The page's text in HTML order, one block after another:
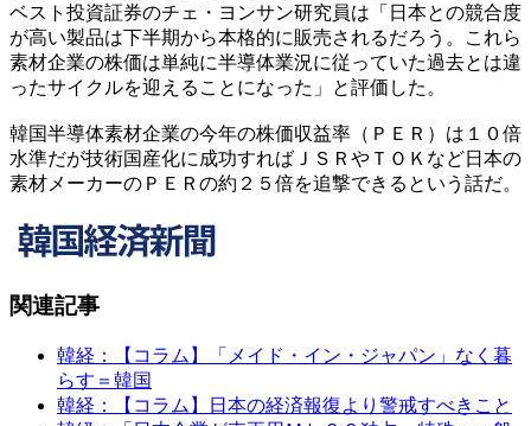
ベスト投資証券のチェ・ヨンサン研究員は「日本との競合度
が高い製品は下半期から本格的に販売されるだろう。これら
素材企業の株価は単純に半導体業況に従っていた過去とは違
ったサイクルを迎えることになった」と評価した。
韓国半導体素材企業の今年の株価収益率（ＰＥＲ）は１０倍
水準だが技術国産化に成功すればＪＳＲやＴＯＫなど日本の
素材メーカーのＰＥＲの約２５倍を追撃できるという話だ。
関連記事
韓経：【コラム】「メイド・イン・ジャパン」なく暮
らす＝韓国
韓経：【コラム】日本の経済報復より警戒すべきこと